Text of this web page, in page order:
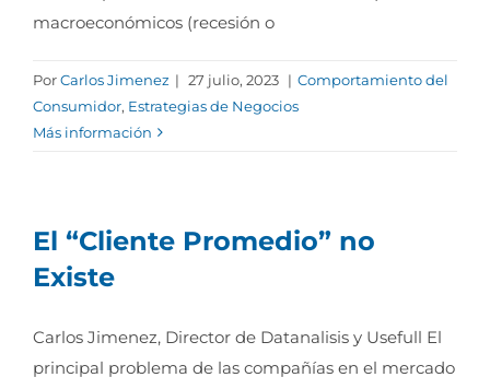
macroeconómicos (recesión o
PorCarlos Jimenez | 27 julio, 2023 | Comportamiento del
Consumidor, Estrategias de Negocios
Más información
El “Cliente Promedio” no
Existe
Carlos Jimenez, Director de Datanalisis y Usefull El
principal problema de las compañías en el mercado